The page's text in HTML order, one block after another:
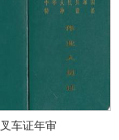
叉车证年审